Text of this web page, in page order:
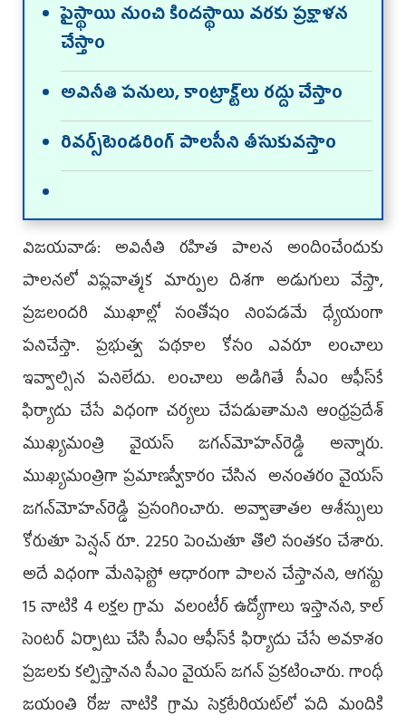
పైస్థాయి నుంచి కిందస్థాయి వరకు ప్రక్షాళన
చేస్తాం
అవినీతి పనులు, కాంట్రాక్ట్‌లు రద్దు చేస్తాం
రివర్స్‌టెండరింగ్‌ పాలసీని తీసుకువస్తాం
విజయవాడ: అవినీతి రహిత పాలన అందించేందుకు
పాలనలో విప్లవాత్మక మార్పుల దిశగా అడుగులు వేస్తా,
ప్రజలందరి ముఖాల్లో సంతోషం నింపడమే ధ్యేయంగా
పనిచేస్తా. ప్రభుత్వ పథకాల కోసం ఎవరూ లంచాలు
ఇవ్వాల్సిన పనిలేదు. లంచాలు అడిగితే సీఎం ఆఫీస్‌కే
ఫిర్యాదు చేసే విధంగా చర్యలు చేపడుతామని ఆంధ్రప్రదేశ్‌
ముఖ్యమంత్రి వైయస్‌ జగన్‌మోహన్‌రెడ్డి అన్నారు.
ముఖ్యమంత్రిగా ప్రమాణస్వీకారం చేసిన అనంతరం వైయస్‌
జగన్‌మోహన్‌రెడ్డి ప్రసంగించారు. అవ్వాతాతల ఆశీస్సులు
కోరుతూ పెన్షన్‌ రూ. 2250 పెంచుతూ తొలి సంతకం చేశారు.
అదే విధంగా మేనిఫెస్టో ఆధారంగా పాలన చేస్తానని, ఆగస్టు
15 నాటికి 4 లక్షల గ్రామ వలంటీర్‌ ఉద్యోగాలు ఇస్తానని, కాల్‌
సెంటర్‌ ఏర్పాటు చేసి సీఎం ఆఫీస్‌కే ఫిర్యాదు చేసే అవకాశం
ప్రజలకు కల్పిస్తానని సీఎం వైయస్‌ జగన్‌ ప్రకటించారు. గాంధీ
జయంతి రోజు నాటికి గ్రామ సెక్రటేరియట్‌లో పది మందికి